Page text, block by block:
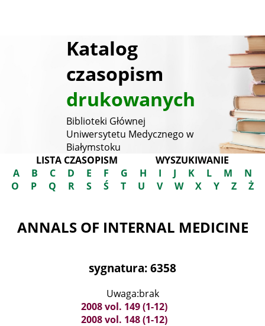
Katalog
czasopism
drukowanych
Biblioteki Głównej
Uniwersytetu Medycznego w
Białymstoku
LISTA CZASOPISM
WYSZUKIWANIE
A
B C D E F G H I J K L M
N
O
P Q R S Ś T U V W X Y Z Ż
ANNALS OF INTERNAL MEDICINE
sygnatura: 6358
Uwaga:brak
2008 vol. 149 (1-12)
2008 vol. 148 (1-12)